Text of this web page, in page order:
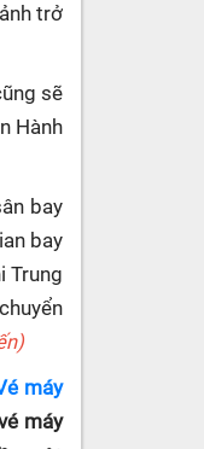
trở
sẽ
Hành
bay
bay
Trung
máy
máy